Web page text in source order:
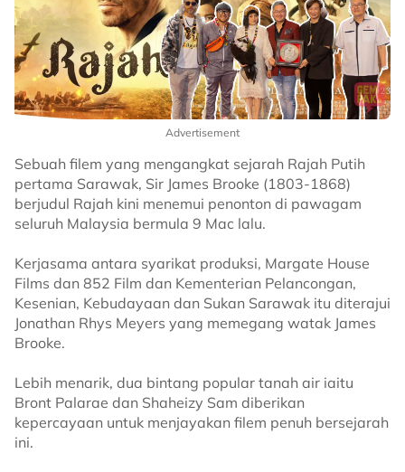
Advertisement
Sebuah filem yang mengangkat sejarah Rajah Putih
pertama Sarawak, Sir James Brooke (1803-1868)
berjudul Rajah kini menemui penonton di pawagam
seluruh Malaysia bermula 9 Mac lalu.
Kerjasama antara syarikat produksi, Margate House
Films dan 852 Film dan Kementerian Pelancongan,
Kesenian, Kebudayaan dan Sukan Sarawak itu diterajui
Jonathan Rhys Meyers yang memegang watak James
Brooke.
Lebih menarik, dua bintang popular tanah air iaitu
Bront Palarae dan Shaheizy Sam diberikan
kepercayaan untuk menjayakan filem penuh bersejarah
ini.